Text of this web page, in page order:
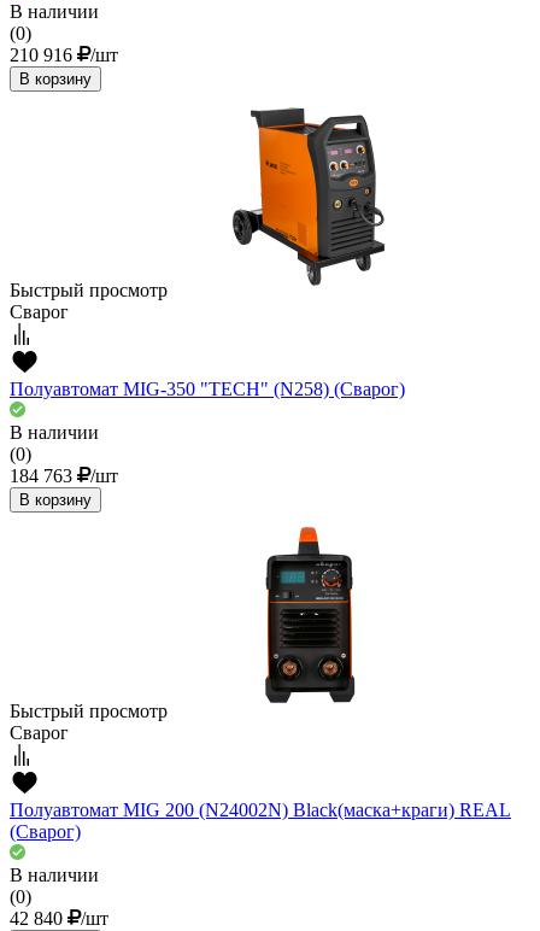
В наличии
(0)
210 916
/шт
В корзину
Быстрый просмотр
Сварог
Полуавтомат MIG-350 "TECH" (N258) (Сварог)
В наличии
(0)
184 763
/шт
В корзину
Быстрый просмотр
Сварог
Полуавтомат MIG 200 (N24002N) Black(маска+краги) REAL
(Сварог)
В наличии
(0)
42 840
/шт